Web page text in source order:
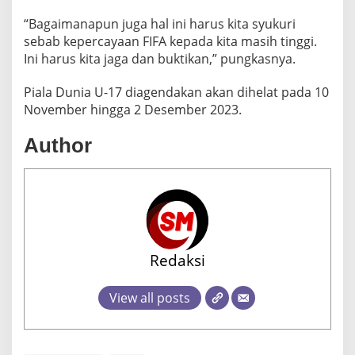
“Bagaimanapun juga hal ini harus kita syukuri
sebab kepercayaan FIFA kepada kita masih tinggi.
Ini harus kita jaga dan buktikan,” pungkasnya.
Piala Dunia U-17 diagendakan akan dihelat pada 10
November hingga 2 Desember 2023.
Author
Redaksi
View all posts